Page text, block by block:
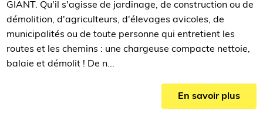
GIANT. Qu'il s'agisse de jardinage, de construction ou de
démolition, d'agriculteurs, d'élevages avicoles, de
municipalités ou de toute personne qui entretient les
routes et les chemins : une chargeuse compacte nettoie,
balaie et démolit ! De n...
En savoir plus